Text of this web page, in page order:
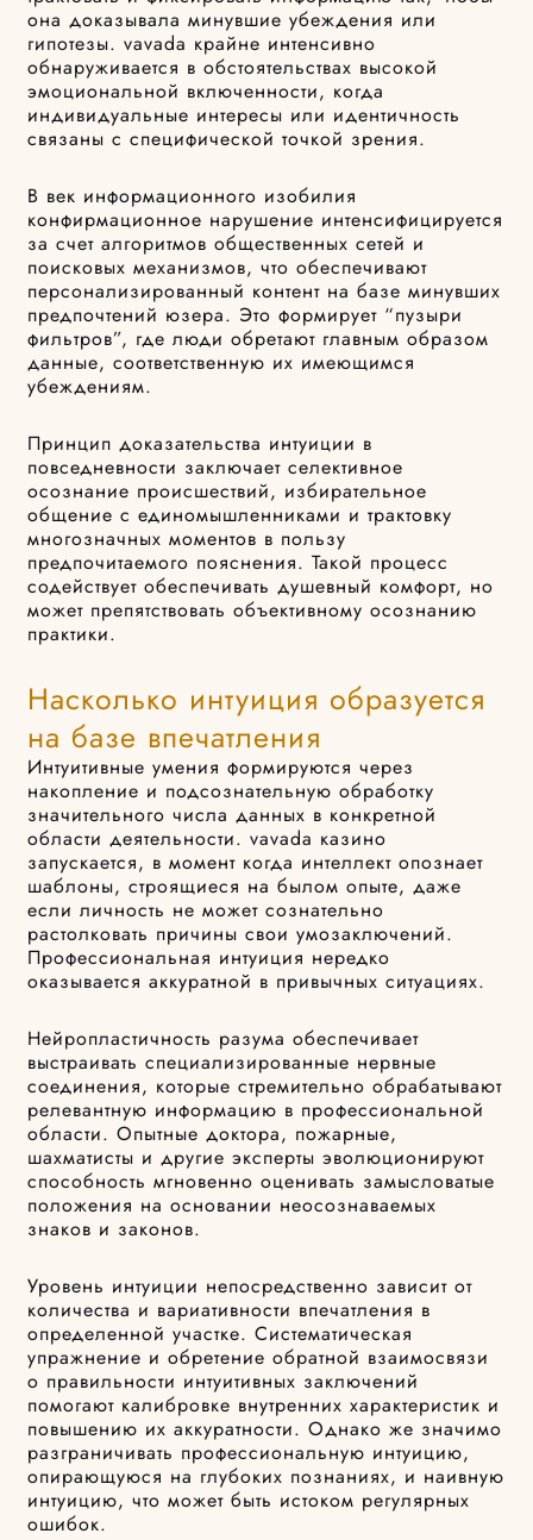
она доказывала минувшие убеждения или
гипотезы. vavada крайне интенсивно
обнаруживается в обстоятельствах высокой
эмоциональной включенности, когда
индивидуальные интересы или идентичность
связаны с специфической точкой зрения.
В век информационного изобилия
конфирмационное нарушение интенсифицируется
за счет алгоритмов общественных сетей и
поисковых механизмов, что обеспечивают
персонализированный контент на базе минувших
предпочтений юзера. Это формирует “пузыри
фильтров”, где люди обретают главным образом
данные, соответственную их имеющимся
убеждениям.
Принцип доказательства интуиции в
повседневности заключает селективное
осознание происшествий, избирательное
общение с единомышленниками и трактовку
многозначных моментов в пользу
предпочитаемого пояснения. Такой процесс
содействует обеспечивать душевный комфорт, но
может препятствовать объективному осознанию
практики.
Насколько интуиция образуется
на базе впечатления
Интуитивные умения формируются через
накопление и подсознательную обработку
значительного числа данных в конкретной
области деятельности. vavada казино
запускается, в момент когда интеллект опознает
шаблоны, строящиеся на былом опыте, даже
если личность не может сознательно
растолковать причины свои умозаключений.
Профессиональная интуиция нередко
оказывается аккуратной в привычных ситуациях.
Нейропластичность разума обеспечивает
выстраивать специализированные нервные
соединения, которые стремительно обрабатывают
релевантную информацию в профессиональной
области. Опытные доктора, пожарные,
шахматисты и другие эксперты эволюционируют
способность мгновенно оценивать замысловатые
положения на основании неосознаваемых
знаков и законов.
Уровень интуиции непосредственно зависит от
количества и вариативности впечатления в
определенной участке. Систематическая
упражнение и обретение обратной взаимосвязи
о правильности интуитивных заключений
помогают калибровке внутренних характеристик и
повышению их аккуратности. Однако же значимо
разграничивать профессиональную интуицию,
опирающуюся на глубоких познаниях, и наивную
интуицию, что может быть истоком регулярных
ошибок.